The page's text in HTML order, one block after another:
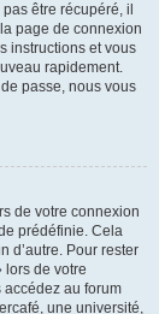
être récupéré, il
page de connexion
instructions et vous
rapidement.
passe, nous vous
de votre connexion
prédéfinie. Cela
d’autre. Pour rester
lors de votre
accédez au forum
une université,